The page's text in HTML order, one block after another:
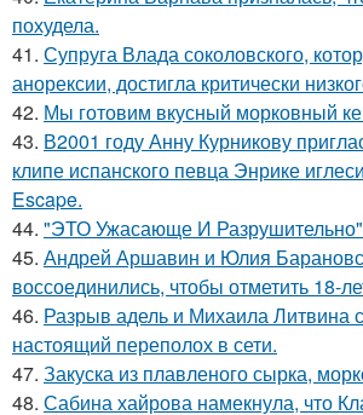
похудела.
41. Супруга Влада соколовского,
анорексии, достигла критически
42. Мы готовим вкусный морковный
43. В2001 году Анну Курникову
клипе испанского певца Энрике
Escape.
44. "ЭТО Ужасающе И
45. Андрей Аршавин и Юлия
воссоединились, чтобы отметить 18-
46. Разрыв адель и Михаила Литвина
настоящий переполох в сети.
47. Закуска из плавленого сырка,
48. Сабина хайрова намекнула, что